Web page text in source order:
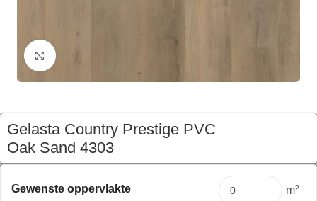
Klik om te vergroten
Gelasta Country Prestige PVC
Oak Sand 4303
€103,94 Pakket
Gewenste oppervlakte m²